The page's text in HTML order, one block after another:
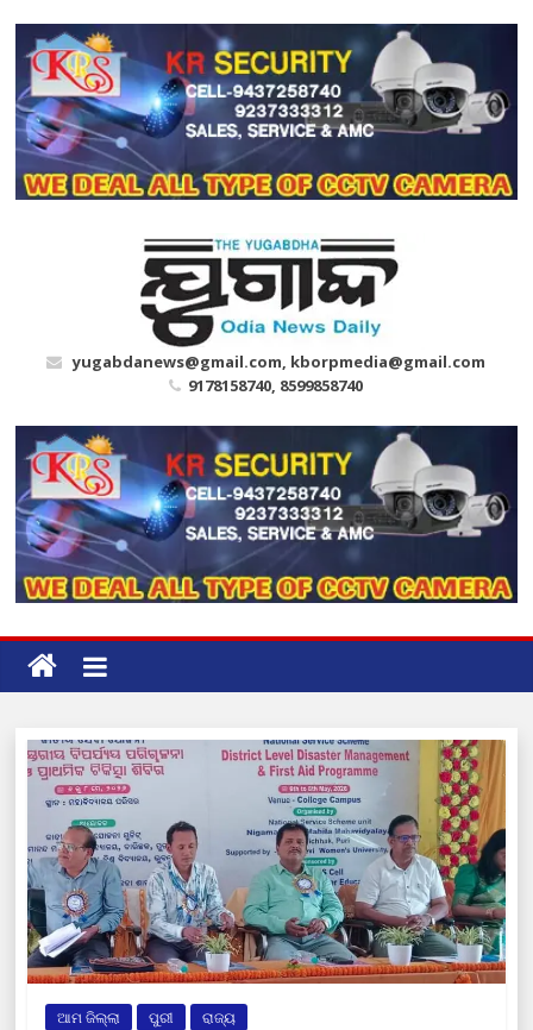
content
yugabdanews@gmail.com, kborpmedia@gmail.com
9178158740, 8599858740
ଆମ ଜିଲ୍ଲା ପୁରୀ ରାଜ୍ୟ